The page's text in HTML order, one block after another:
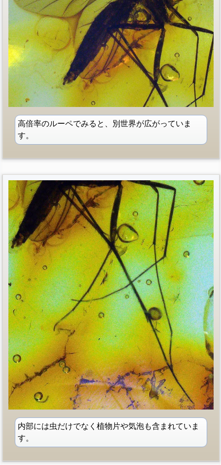
高倍率のルーペでみると、別世界が広がっていま
す。
内部には虫だけでなく植物片や気泡も含まれていま
す。